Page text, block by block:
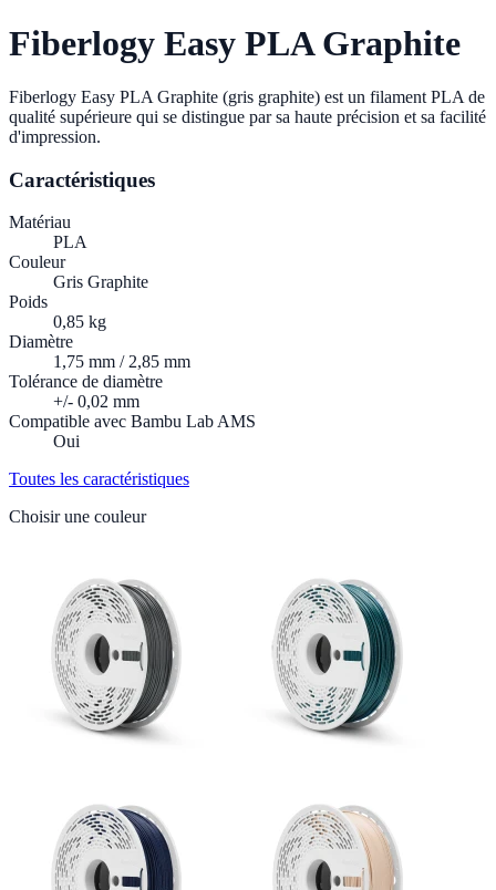
Fiberlogy Easy PLA Graphite
Fiberlogy Easy PLA Graphite (gris graphite) est un filament PLA de
qualité supérieure qui se distingue par sa haute précision et sa facilité
d'impression.
Caractéristiques
Matériau
PLA
Couleur
Gris Graphite
Poids
0,85 kg
Diamètre
1,75 mm / 2,85 mm
Tolérance de diamètre
+/- 0,02 mm
Compatible avec Bambu Lab AMS
Oui
Toutes les caractéristiques
Choisir une couleur